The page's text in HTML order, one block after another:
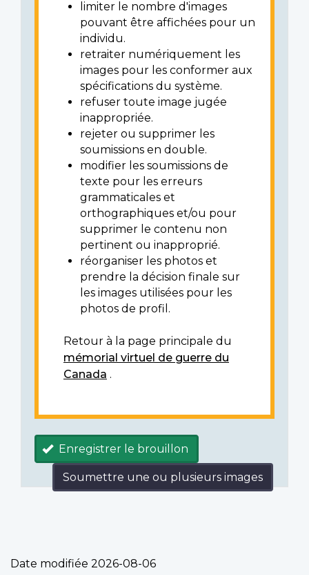
limiter le nombre d'images
pouvant être affichées pour un
individu.
retraiter numériquement les
images pour les conformer aux
spécifications du système.
refuser toute image jugée
inappropriée.
rejeter ou supprimer les
soumissions en double.
modifier les soumissions de
texte pour les erreurs
grammaticales et
orthographiques et/ou pour
supprimer le contenu non
pertinent ou inapproprié.
réorganiser les photos et
prendre la décision finale sur
les images utilisées pour les
photos de profil.
Retour à la page principale du
mémorial virtuel de guerre du
Canada .
Enregistrer le brouillon
Soumettre une ou plusieurs images
Date modifiée 2026-08-06